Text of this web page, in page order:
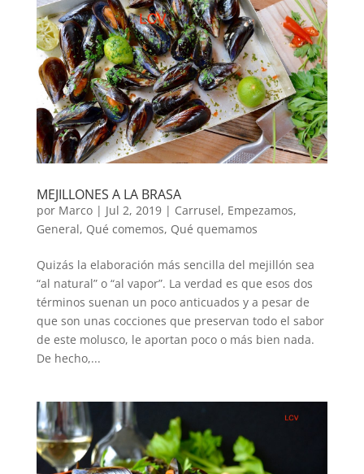
MEJILLONES A LA BRASA
por Marco| Jul 2, 2019| Carrusel, Empezamos,
General, Qué comemos, Qué quemamos
Quizás la elaboración más sencilla del mejillón sea
“al natural” o “al vapor”. La verdad es que esos dos
términos suenan un poco anticuados y a pesar de
que son unas cocciones que preservan todo el sabor
de este molusco, le aportan poco o más bien nada.
De hecho,...